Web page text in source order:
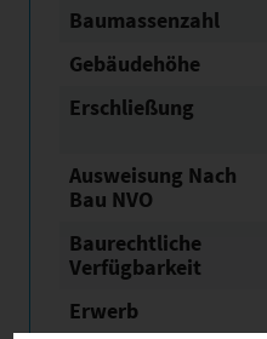
Baumassenzahl
Gebäudehöhe
Erschließung
Ausweisung Nach
Bau NVO
Baurechtliche
Verfügbarkeit
Erwerb